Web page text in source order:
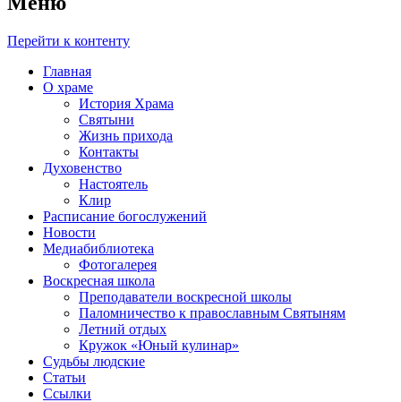
Перейти к контенту
Главная
О храме
История Храма
Святыни
Жизнь прихода
Контакты
Духовенство
Настоятель
Клир
Расписание богослужений
Новости
Медиабиблиотека
Фотогалерея
Воскресная школа
Преподаватели воскресной школы
Паломничество к православным Святыням
Летний отдых
Кружок «Юный кулинар»
Судьбы людские
Статьи
Ссылки